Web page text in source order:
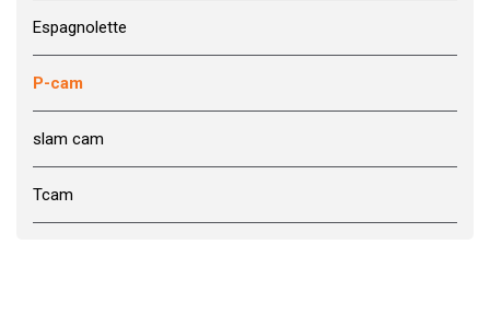
Espagnolette
P-cam
slam cam
Tcam